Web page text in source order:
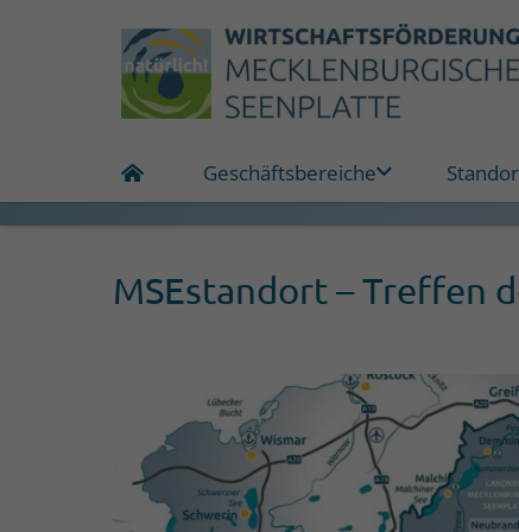
Geschäftsbereiche
MSEstandort – Treffen